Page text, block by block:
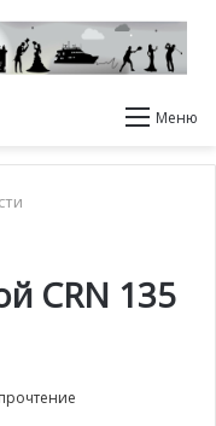
Меню
CRN 135